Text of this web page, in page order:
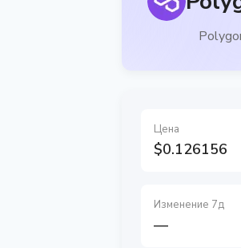
Цена
$0.126156
Изменение 7д
—